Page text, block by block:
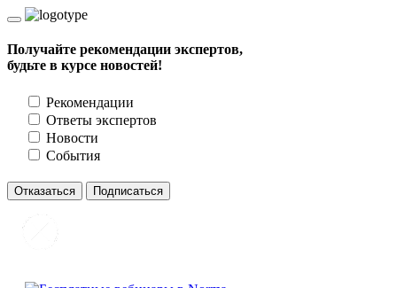
Получайте рекомендации экспертов,
будьте в курсе новостей!
Рекомендации
Ответы экспертов
Новости
События
Отказаться Подписаться